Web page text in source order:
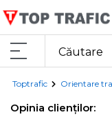
Toptrafic Orientare
Opinia clienților: